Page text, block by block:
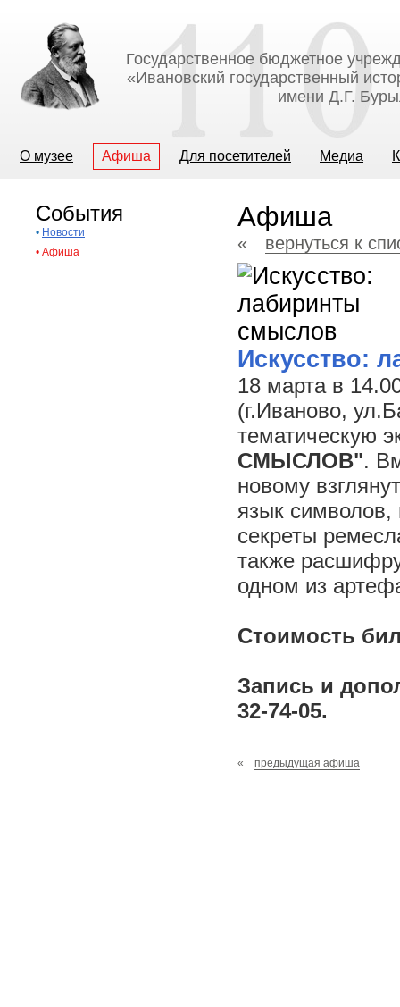
Государственное бюджетное
«Ивановский государственный
имени Д.Г.
О музее Афиша Для посетителей Медиа
События
• Новости
• Афиша
Афиша
« вернуться к
Искусство:
18 марта в
(г.Иваново,
тематическую
СМЫСЛОВ".
новому
язык
секреты
также
одном из
Стоимость
Запись и
32-74-05.
« предыдущая афиша